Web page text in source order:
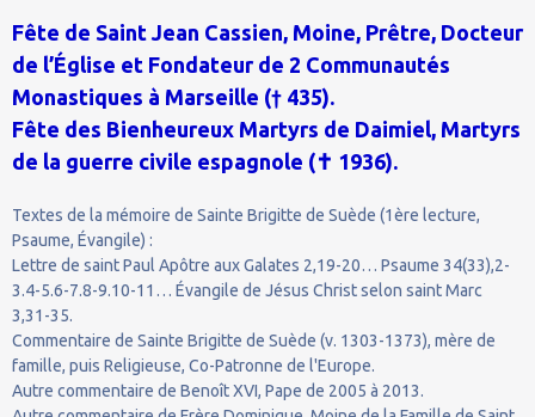
Fête de Saint Jean Cassien, Moine, Prêtre, Docteur
de l’Église et Fondateur de 2 Communautés
Monastiques à Marseille († 435).
Fête des Bienheureux Martyrs de Daimiel, Martyrs
de la guerre civile espagnole (✝ 1936).
Textes de la mémoire de Sainte Brigitte de Suède (1ère lecture,
Psaume, Évangile) :
Lettre de saint Paul Apôtre aux Galates 2,19-20… Psaume 34(33),2-
3.4-5.6-7.8-9.10-11… Évangile de Jésus Christ selon saint Marc
3,31-35.
Commentaire de Sainte Brigitte de Suède (v. 1303-1373), mère de
famille, puis Religieuse, Co-Patronne de l'Europe.
Autre commentaire de Benoît XVI, Pape de 2005 à 2013.